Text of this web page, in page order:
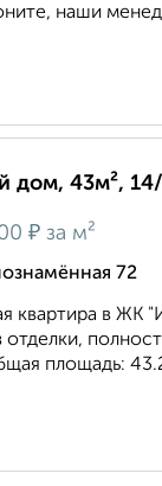
наши
дом, 43м²,
₽ за м²
72
квартира в
отделки,
площадь: